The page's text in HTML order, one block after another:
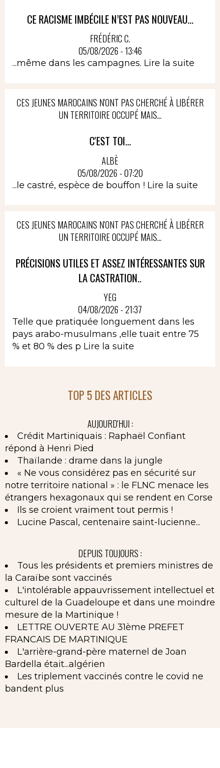
CE RACISME IMBÉCILE N’EST PAS NOUVEAU...
FRÉDÉRIC C.
05/08/2026 - 13:46
...même dans les campagnes. Lire la suite
CES JEUNES MAROCAINS N'ONT PAS CHERCHÉ À LIBÉRER
UN TERRITOIRE OCCUPÉ MAIS...
C'EST TOI...
ALBÈ
05/08/2026 - 07:20
...le castré, espèce de bouffon ! Lire la suite
CES JEUNES MAROCAINS N'ONT PAS CHERCHÉ À LIBÉRER
UN TERRITOIRE OCCUPÉ MAIS...
PRÉCISIONS UTILES ET ASSEZ INTÉRESSANTES SUR
LA CASTRATION..
YEG
04/08/2026 - 21:37
Telle que pratiquée longuement dans les
pays arabo-musulmans ,elle tuait entre 75
% et 80 % des p Lire la suite
TOP 5 DES ARTICLES
AUJOURD'HUI :
Crédit Martiniquais : Raphaël Confiant
répond à Henri Pied
Thaïlande : drame dans la jungle
« Ne vous considérez pas en sécurité sur
notre territoire national » : le FLNC menace les
étrangers hexagonaux qui se rendent en Corse
Ils se croient vraiment tout permis !
Lucine Pascal, centenaire saint-lucienne...
DEPUIS TOUJOURS :
Tous les présidents et premiers ministres de
la Caraïbe sont vaccinés
L'intolérable appauvrissement intellectuel et
culturel de la Guadeloupe et dans une moindre
mesure de la Martinique !
LETTRE OUVERTE AU 31ème PREFET
FRANCAIS DE MARTINIQUE
L'arrière-grand-père maternel de Joan
Bardella était...algérien
Les triplement vaccinés contre le covid ne
bandent plus